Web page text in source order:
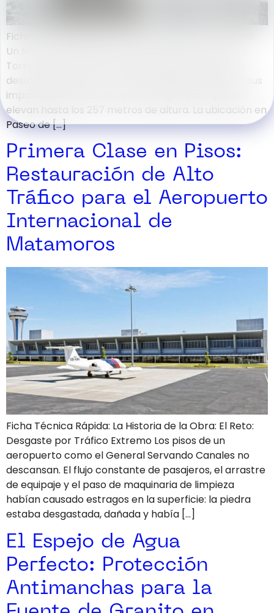
Ficha Técnica Rápida: La Historia de la Obra: El Reto:
Un Muro de 246 Metros contra el Smog y el Viento
Torre Reforma en la Ciudad de México planteó un
desafío arquitectónico sin precedentes: proteger sus
imponentes muros de concreto aparente que se
elevan hasta los 257 metros de altura. La ubicación en
Paseo de […]
Primera Clase en Pisos:
Restauración de Alto
Tráfico para el Aeropuerto
Internacional de
Matamoros
Ficha Técnica Rápida: La Historia de la Obra: El Reto:
Desgaste por Tráfico Extremo Los pisos de un
aeropuerto como el General Servando Canales no
descansan. El flujo constante de pasajeros, el arrastre
de equipaje y el paso de maquinaria de limpieza
habían causado estragos en la superficie: la piedra
estaba desgastada, dañada y había […]
El Espejo de Agua
Perfecto: Protección
Antimanchas para la